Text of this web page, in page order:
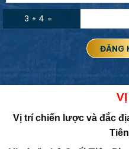
3 + 4 =
VỊ
Vị trí chiến lược và đắc